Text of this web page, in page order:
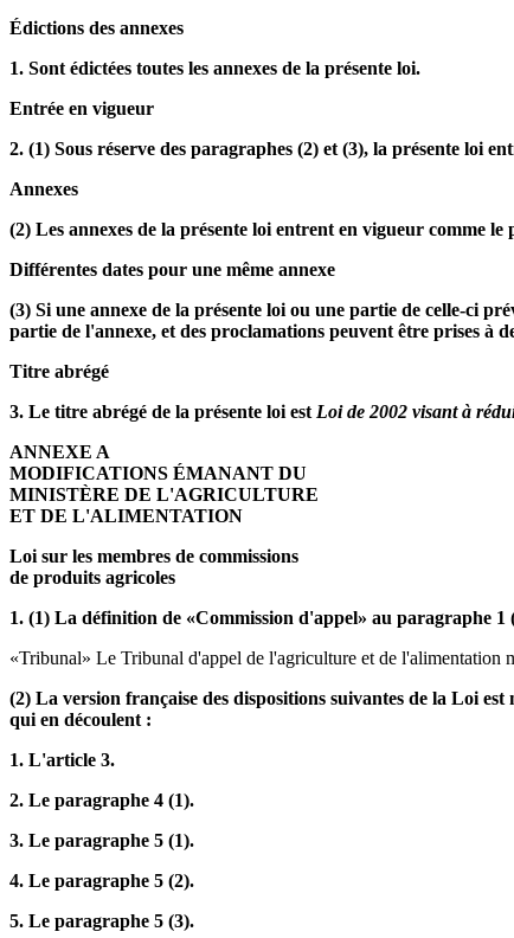
Édictions des annexes
1. Sont édictées toutes les annexes de la présente loi.
Entrée en vigueur
2. (1) Sous réserve des paragraphes (2) et (3), la présente loi
Annexes
(2) Les annexes de la présente loi entrent en vigueur comme
Différentes dates pour une même annexe
(3) Si une annexe de la présente loi ou une partie de celle-ci
partie de l'annexe, et des proclamations peuvent être prises à
Titre abrégé
3. Le titre abrégé de la présente loi est Loi de 2002 visant à
ANNEXE A
MODIFICATIONS ÉMANANT DU
MINISTÈRE DE L'AGRICULTURE
ET DE L'ALIMENTATION
Loi sur les membres de commissions
de produits agricoles
1. (1) La définition de «Commission d'appel» au paragraphe 1
«Tribunal» Le Tribunal d'appel de l'agriculture et de l'alimentation
(2) La version française des dispositions suivantes de la Loi
qui en découlent :
1. L'article 3.
2. Le paragraphe 4 (1).
3. Le paragraphe 5 (1).
4. Le paragraphe 5 (2).
5. Le paragraphe 5 (3).